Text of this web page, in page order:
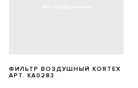
ФИЛЬТР ВОЗДУШНЫЙ KORTEX
АРТ. KA0283